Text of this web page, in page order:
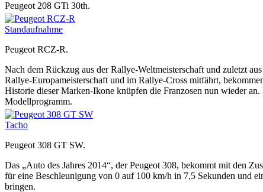
Peugeot 208 GTi 30th.
Peugeot RCZ-R.
Nach dem Rückzug aus der Rallye-Weltmeisterschaft und zuletzt
Rallye-Europameisterschaft und im Rallye-Cross mitfährt,
Historie dieser Marken-Ikone knüpfen die Franzosen nun wieder
Modellprogramm.
Peugeot 308 GT SW.
Das „Auto des Jahres 2014“, der Peugeot 308, bekommt mit den
für eine Beschleunigung von 0 auf 100 km/h in 7,5 Sekunden und
bringen.